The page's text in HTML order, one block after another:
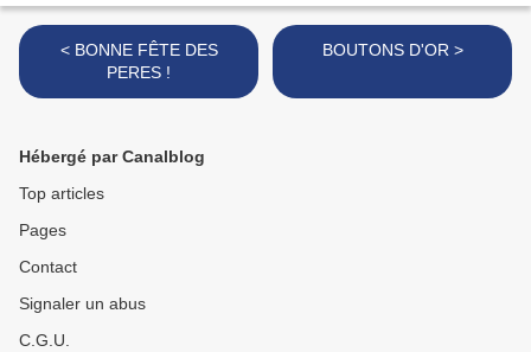
< BONNE FÊTE DES
PERES !
BOUTONS D'OR >
Hébergé par Canalblog
Top articles
Pages
Contact
Signaler un abus
C.G.U.